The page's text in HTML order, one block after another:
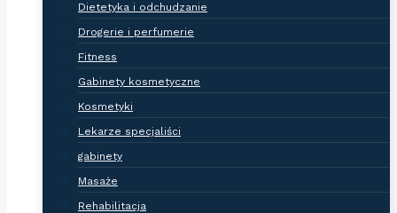
Dietetyka i odchudzanie
Drogerie i perfumerie
Fitness
Gabinety kosmetyczne
Kosmetyki
Lekarze specjaliści
gabinety
Masaże
Rehabilitacja